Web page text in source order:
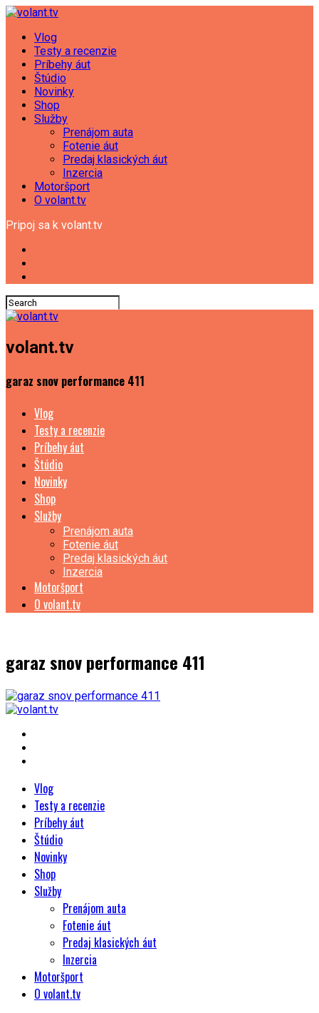
Vlog
Testy a recenzie
Príbehy áut
Štúdio
Novinky
Shop
Služby
Prenájom auta
Fotenie áut
Predaj klasických áut
Inzercia
Motoršport
O volant.tv
Pripoj sa k volant.tv
volant.tv
garaz snov performance 411
Vlog
Testy a recenzie
Príbehy áut
Štúdio
Novinky
Shop
Služby
Prenájom auta
Fotenie áut
Predaj klasických áut
Inzercia
Motoršport
O volant.tv
garaz snov performance 411
Vlog
Testy a recenzie
Príbehy áut
Štúdio
Novinky
Shop
Služby
Prenájom auta
Fotenie áut
Predaj klasických áut
Inzercia
Motoršport
O volant.tv